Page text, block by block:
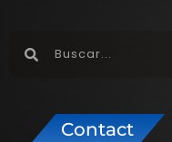
Contact